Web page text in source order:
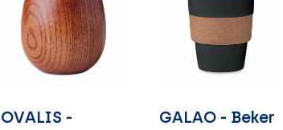
OVALIS -
GALAO - Beker